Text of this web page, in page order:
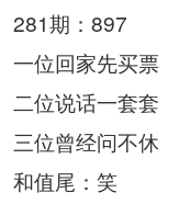
281期：897
一位回家先买票
二位说话一套套
三位曾经问不休
和值尾：笑